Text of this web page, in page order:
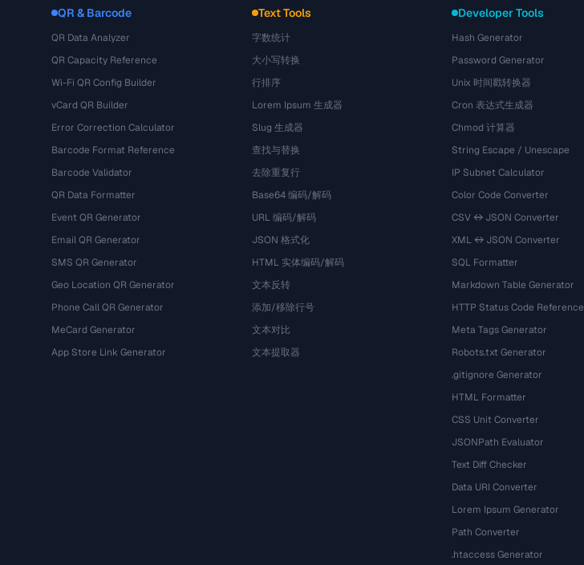
QR & Barcode
QR Data Analyzer
QR Capacity Reference
Wi-Fi QR Config Builder
vCard QR Builder
Error Correction Calculator
Barcode Format Reference
Barcode Validator
QR Data Formatter
Event QR Generator
Email QR Generator
SMS QR Generator
Geo Location QR Generator
Phone Call QR Generator
MeCard Generator
App Store Link Generator
Text Tools
字数统计
大小写转换
行排序
Lorem Ipsum 生成器
Slug 生成器
查找与替换
去除重复行
Base64 编码/解码
URL 编码/解码
JSON 格式化
HTML 实体编码/解码
文本反转
添加/移除行号
文本对比
文本提取器
Developer Tools
Hash Generator
Password Generator
Unix 时间戳转换器
Cron 表达式生成器
Chmod 计算器
String Escape / Unescape
IP Subnet Calculator
Color Code Converter
CSV ↔ JSON Converter
XML ↔ JSON Converter
SQL Formatter
Markdown Table Generator
HTTP Status Code Reference
Meta Tags Generator
Robots.txt Generator
.gitignore Generator
HTML Formatter
CSS Unit Converter
JSONPath Evaluator
Text Diff Checker
Data URI Converter
Lorem Ipsum Generator
Path Converter
.htaccess Generator